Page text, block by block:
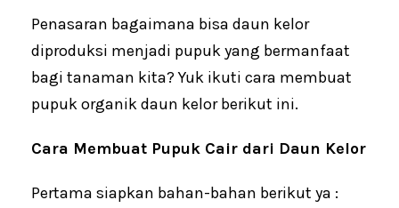
Penasaran bagaimana bisa daun kelor
diproduksi menjadi pupuk yang bermanfaat
bagi tanaman kita? Yuk ikuti cara membuat
pupuk organik daun kelor berikut ini.
Cara Membuat Pupuk Cair dari Daun Kelor
Pertama siapkan bahan-bahan berikut ya :